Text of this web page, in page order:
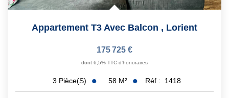
Appartement T3 Avec Balcon , Lorient
175 725 €
dont 6,5% TTC d'honoraires
3 Pièce(s) 58 M² Réf : 1418